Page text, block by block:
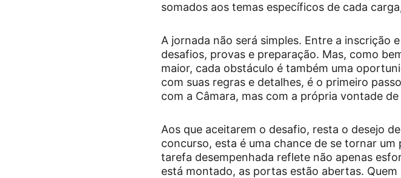
somados aos temas específicos de cada
A jornada não será simples. Entre a inscrição
desafios, provas e preparação. Mas, como
maior, cada obstáculo é também uma
com suas regras e detalhes, é o primeiro
com a Câmara, mas com a própria vontade
Aos que aceitarem o desafio, resta o desejo
concurso, esta é uma chance de se tornar
tarefa desempenhada reflete não apenas
está montado, as portas estão abertas.